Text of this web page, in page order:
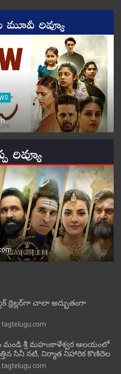
థ్రిల్లర్‌గా చాలా అద్భుతంగా
tagtelugu.com
మండి శ్రీ మహంకాళేశ్వర ఆలయంలో
సినీ నటి, నిర్మాత నిహారిక కొణిదెల
tagtelugu.com